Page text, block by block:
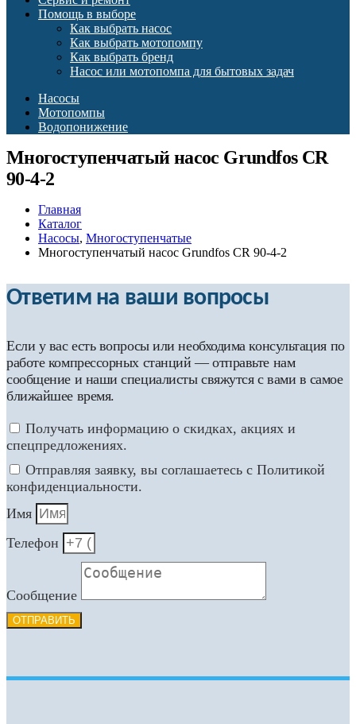
Помощь в выборе
Как выбрать насос
Как выбрать мотопомпу
Как выбрать бренд
Насос или мотопомпа для бытовых задач
Насосы
Мотопомпы
Водопонижение
Многоступенчатый насос Grundfos CR
90-4-2
Главная
Каталог
Насосы, Многоступенчатые
Многоступенчатый насос Grundfos CR 90-4-2
Ответим на ваши вопросы
Если у вас есть вопросы или необходима консультация по
работе компрессорных станций — отправьте нам
сообщение и наши специалисты свяжутся с вами в самое
ближайшее время.
Получать информацию о скидках, акциях и
спецпредложениях.
Отправляя заявку, вы соглашаетесь с Политикой
конфиденциальности.
Имя
Телефон
Сообщение
ОТПРАВИТЬ